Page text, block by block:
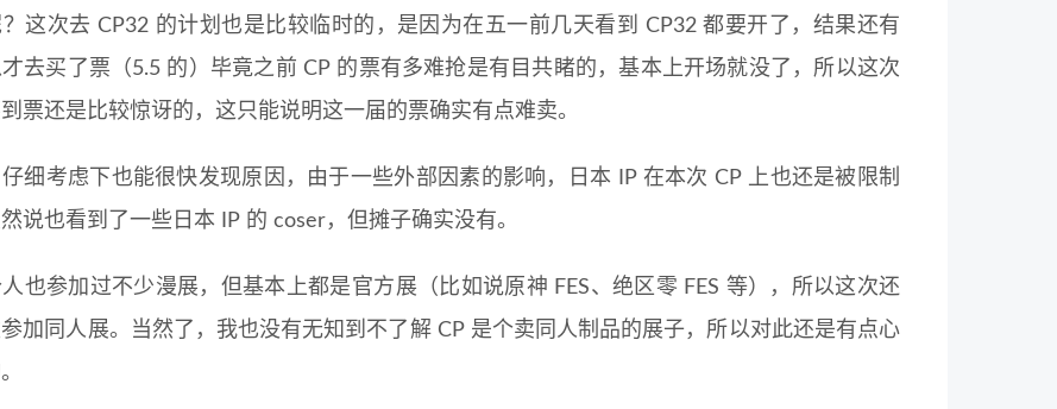
这次去 CP32 的计划也是比较临时的，是因为在五一前几天看到 CP32 都要开了，结果还有
去买了票（5.5 的）毕竟之前 CP 的票有多难抢是有目共睹的，基本上开场就没了，所以这次
票还是比较惊讶的，这只能说明这一届的票确实有点难卖。
细考虑下也能很快发现原因，由于一些外部因素的影响，日本 IP 在本次 CP 上也还是被限制
说也看到了一些日本 IP 的 coser，但摊子确实没有。
也参加过不少漫展，但基本上都是官方展（比如说原神 FES、绝区零 FES 等），所以这次还
加同人展。当然了，我也没有无知到不了解 CP 是个卖同人制品的展子，所以对此还是有点心